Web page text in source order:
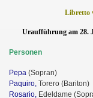
Libretto
Uraufführung am 28.
Personen
Pepa (Sopran)
Paquiro, Torero (Bariton)
Rosario, Edeldame